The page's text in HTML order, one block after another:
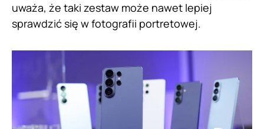
uważa, że taki zestaw może nawet lepiej
sprawdzić się w fotografii portretowej.